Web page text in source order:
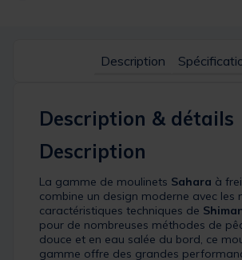
Description
Description & détails
Description
La gamme de moulinets Sahara à
combine un design moderne avec les
caractéristiques techniques de
pour de nombreuses méthodes de
douce et en eau salée du bord, ce
gamme offre des grandes